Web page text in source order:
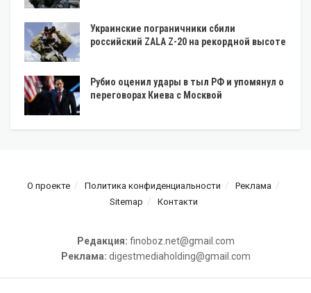
Украинские пограничники сбили
российский ZALA Z-20 на рекордной высоте
Рубио оценил удары в тыл РФ и упомянул о
переговорах Киева с Москвой
О проекте Политика конфиденциальности
Реклама
Sitemap
Контакти
Редакция: finoboz.net@gmail.com
Реклама: digestmediaholding@gmail.com